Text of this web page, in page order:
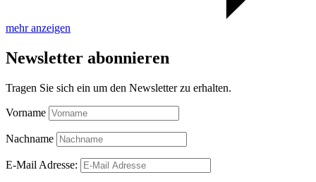
mehr anzeigen
Newsletter abonnieren
Tragen Sie sich ein um den Newsletter zu erhalten.
Vorname
Nachname
E-Mail Adresse: